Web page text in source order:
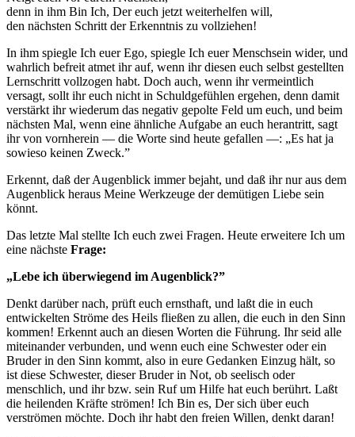
denn in ihm Bin Ich, Der euch jetzt weiterhelfen will,
den nächsten Schritt der Erkenntnis zu vollziehen!
In ihm spiegle Ich euer Ego, spiegle Ich euer Menschsein wider, und
wahrlich befreit atmet ihr auf, wenn ihr diesen euch selbst gestellten
Lernschritt vollzogen habt. Doch auch, wenn ihr vermeintlich
versagt, sollt ihr euch nicht in Schuldgefühlen ergehen, denn damit
verstärkt ihr wiederum das negativ gepolte Feld um euch, und beim
nächsten Mal, wenn eine ähnliche Aufgabe an euch herantritt, sagt
ihr von vornherein — die Worte sind heute gefallen —: „Es hat ja
sowieso keinen Zweck.”
Erkennt, daß der Augenblick immer bejaht, und daß ihr nur aus dem
Augenblick heraus Meine Werkzeuge der demütigen Liebe sein
könnt.
Das letzte Mal stellte Ich euch zwei Fragen. Heute erweitere Ich um
eine nächste Frage:
„Lebe ich überwiegend im Augenblick?”
Denkt darüber nach, prüft euch ernsthaft, und laßt die in euch
entwickelten Ströme des Heils fließen zu allen, die euch in den Sinn
kommen! Erkennt auch an diesen Worten die Führung. Ihr seid alle
miteinander verbunden, und wenn euch eine Schwester oder ein
Bruder in den Sinn kommt, also in eure Gedanken Einzug hält, so
ist diese Schwester, dieser Bruder in Not, ob seelisch oder
menschlich, und ihr bzw. sein Ruf um Hilfe hat euch berührt. Laßt
die heilenden Kräfte strömen! Ich Bin es, Der sich über euch
verströmen möchte. Doch ihr habt den freien Willen, denkt daran!